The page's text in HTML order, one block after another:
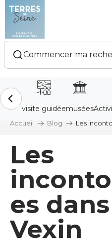
Aller
contenu
principal
Accueil Blog Les
Les
es
Vexin